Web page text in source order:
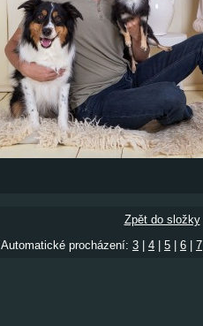
Zpět do složky
Automatické procházení: 3 4 5 6 7